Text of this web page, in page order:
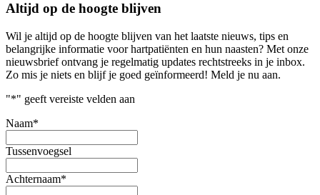
Altijd op de hoogte blijven
Wil je altijd op de hoogte blijven van het laatste nieuws, tips en
belangrijke informatie voor hartpatiënten en hun naasten? Met onze
nieuwsbrief ontvang je regelmatig updates rechtstreeks in je inbox.
Zo mis je niets en blijf je goed geïnformeerd! Meld je nu aan.
"*" geeft vereiste velden aan
Naam*
Tussenvoegsel
Achternaam*